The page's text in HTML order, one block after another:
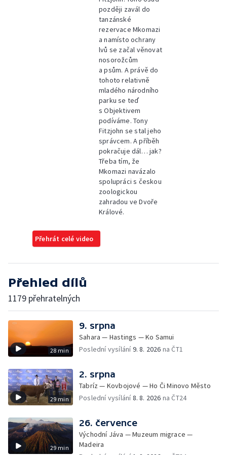
později zavál do
tanzánské
rezervace Mkomazi
a namísto ochrany
lvů se začal věnovat
nosorožcům
a psům. A právě do
tohoto relativně
mladého národního
parku se teď
s Objektivem
podíváme. Tony
Fitzjohn se stal jeho
správcem. A příběh
pokračuje dál… jak?
Třeba tím, že
Mkomazi navázalo
spolupráci s českou
zoologickou
zahradou ve Dvoře
Králové.
Přehrát celé video
Přehled dílů
1179 přehratelných
28 min
9. srpna
Sahara — Hastings — Ko Samui
Poslední vysílání9. 8. 2026 na ČT1
29 min
2. srpna
Tabríz — Kovbojové — Ho Či Minovo Město
Poslední vysílání8. 8. 2026 na ČT24
29 min
26. července
Východní Jáva — Muzeum migrace —
Madeira